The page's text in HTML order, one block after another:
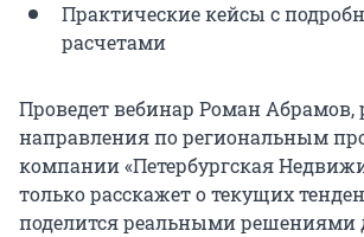
Практические кейсы с
расчетами
Проведет вебинар Роман Абрамов,
направления по региональным
компании «Петербургская
только расскажет о текущих
поделится реальными решениями